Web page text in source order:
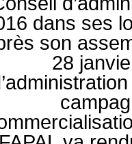
dans ses
son
28